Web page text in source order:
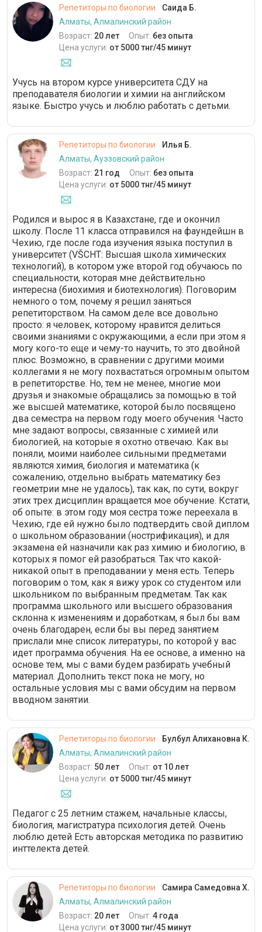
Репетиторы по биологии
Саида Б.
Алматы, Алмалинский район
Возраст: 20 лет Опыт: без опыта
Цена услуги: от 5000 тнг/45 минут
Учусь на втором курсе университета СДУ на
преподавателя биологии и химии на английском
языке. Быстро учусь и люблю работать с детьми.
Репетиторы по биологии
Илья Б.
Алматы, Ауэзовский район
Возраст: 21 год Опыт: без опыта
Цена услуги: от 5000 тнг/45 минут
Родился и вырос я в Казахстане, где и окончил
школу. После 11 класса отправился на фаундейшн в
Чехию, где после года изучения языка поступил в
университет (VŠCHT: Высшая школа химических
технологий), в котором уже второй год обучаюсь по
специальности, которая мне действительно
интересна (биохимия и биотехнология). Поговорим
немного о том, почему я решил заняться
репетиторством. На самом деле все довольно
просто: я человек, которому нравится делиться
своими знаниями с окружающими, а если при этом я
могу кого-то еще и чему-то научить, то это двойной
плюс. Возможно, в сравнении с другими моими
коллегами я не могу похвастаться огромным опытом
в репетиторстве. Но, тем не менее, многие мои
друзья и знакомые обращались за помощью в той
же высшей математике, которой было посвящено
два семестра на первом году моего обучения. Часто
мне задают вопросы, связанные с химией или
биологией, на которые я охотно отвечаю. Как вы
поняли, моими наиболее сильными предметами
являются химия, биология и математика (к
сожалению, отдельно выбрать математику без
геометрии мне не удалось), так как, по сути, вокруг
этих трех дисциплин вращается мое обучение. Кстати,
об опыте: в этом году моя сестра тоже переехала в
Чехию, где ей нужно было подтвердить свой диплом
о школьном образовании (нострификация), и для
экзамена ей назначили как раз химию и биологию, в
которых я помог ей разобраться. Так что какой-
никакой опыт в преподавании у меня есть. Теперь
поговорим о том, как я вижу урок со студентом или
школьником по выбранным предметам. Так как
программа школьного или высшего образования
склонна к изменениям и доработкам, я был бы вам
очень благодарен, если бы вы перед занятием
прислали мне список литературы, по которой у вас
идет программа обучения. На ее основе, а именно на
основе тем, мы с вами будем разбирать учебный
материал. Дополнить текст пока не могу, но
остальные условия мы с вами обсудим на первом
вводном занятии.
Репетиторы по биологии
Булбул Алихановна К.
Алматы, Алмалинский район
Возраст: 50 лет Опыт: от 10 лет
Цена услуги: от 5000 тнг/45 минут
Педагог с 25 летним стажем, начальные классы,
биология, магистратура психология детей. Очень
люблю детей Есть авторская методика по развитию
инттелекта детей.
Репетиторы по биологии
Самира Самедовна Х.
Алматы, Алмалинский район
Возраст: 20 лет Опыт: 4 года
Цена услуги: от 3000 тнг/45 минут